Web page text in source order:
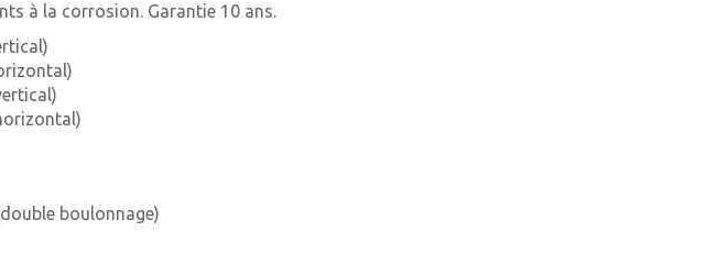
à la corrosion. Garantie 10 ans.
boulonnage)